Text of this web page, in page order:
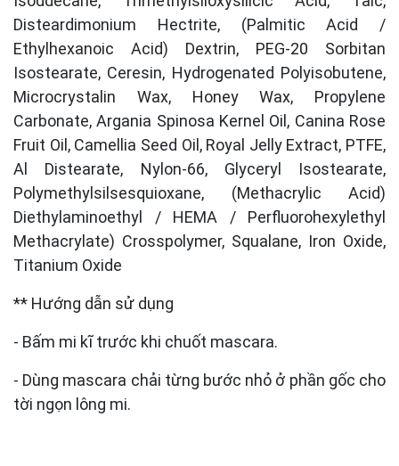
Disteardimonium Hectrite, (Palmitic Acid /
Ethylhexanoic Acid) Dextrin, PEG-20 Sorbitan
Isostearate, Ceresin, Hydrogenated Polyisobutene,
Microcrystalin Wax, Honey Wax, Propylene
Carbonate, Argania Spinosa Kernel Oil, Canina Rose
Fruit Oil, Camellia Seed Oil, Royal Jelly Extract, PTFE,
Al Distearate, Nylon-66, Glyceryl Isostearate,
Polymethylsilsesquioxane, (Methacrylic Acid)
Diethylaminoethyl / HEMA / Perfluorohexylethyl
Methacrylate) Crosspolymer, Squalane, Iron Oxide,
Titanium Oxide
** Hướng dẫn sử dụng
- Bấm mi kĩ trước khi chuốt mascara.
- Dùng mascara chải từng bước nhỏ ở phần gốc cho
tời ngọn lông mi.